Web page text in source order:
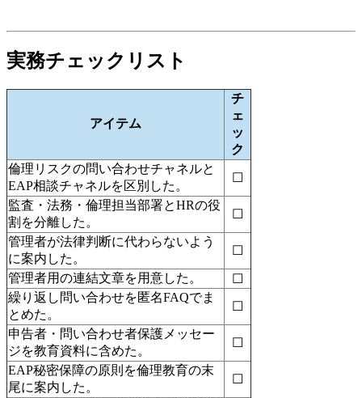
実務チェックリスト
アイテム
チ
ェ
ッ
ク
倫理リスクの問い合わせチャネルと
EAP相談チャネルを区別した。
☐
監査・法務・倫理担当部署とHRの役
割を分離した。
☐
管理者が法律判断に代わらないよう
に案内した。
☐
管理者用の連結文章を用意した。
☐
繰り返し問い合わせを匿名FAQでま
とめた。
☐
申告者・問い合わせ者保護メッセー
ジを教育資料に含めた。
☐
EAP秘密保障の原則を倫理教育の末
尾に案内した。
☐